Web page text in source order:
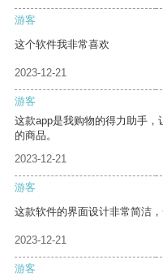
游客
这个软件我非常喜欢
2023-12-21
游客
这款app是我购物的得力助手
的商品。
2023-12-21
游客
这款软件的界面设计非常简洁，
2023-12-21
游客